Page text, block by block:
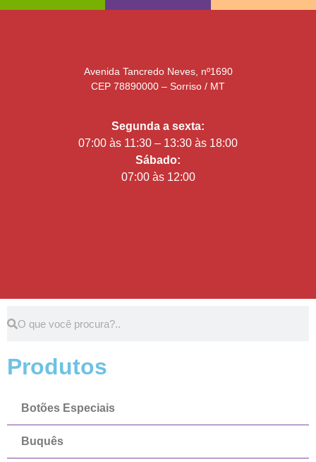
Avenida Tancredo Neves, nº1690
CEP 78890000 – Sorriso / MT
Segunda a sexta:
07:00 às 11:30 – 13:30 às 18:00
Sábado:
07:00 às 12:00
Produtos
Botões Especiais
Buquês